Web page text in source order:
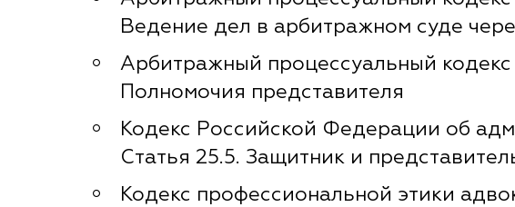
Ведение дел в арбитражном суде
Арбитражный процессуальный
Полномочия представителя
Кодекс Российской Федерации об
Статья 25.5. Защитник и
Кодекс профессиональной этики